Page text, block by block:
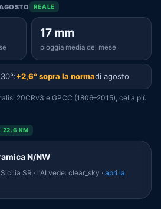
REALE
17 mm
pioggia media del mese
+2,6° sopra la normadi agosto
20CRv3 e GPCC (1806–2015), cella più
22.6 KM
N/NW
SR · l'AI vede: clear_sky · apri la